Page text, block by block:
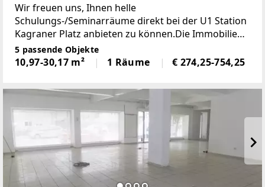
Wir freuen uns, Ihnen helle
Schulungs-/Seminarräume direkt bei der U1 Station
Kagraner Platz anbieten zu können.Die Immobilie
besteht aus insgesamt 10 unterschiedlich großen
Räumen mit einer Fläche von rund 10 bis 30
Quadratmetern. Jeder Raum
5 passende Objekte
10,97-30,17 m² 1 Räume € 274,25-754,25